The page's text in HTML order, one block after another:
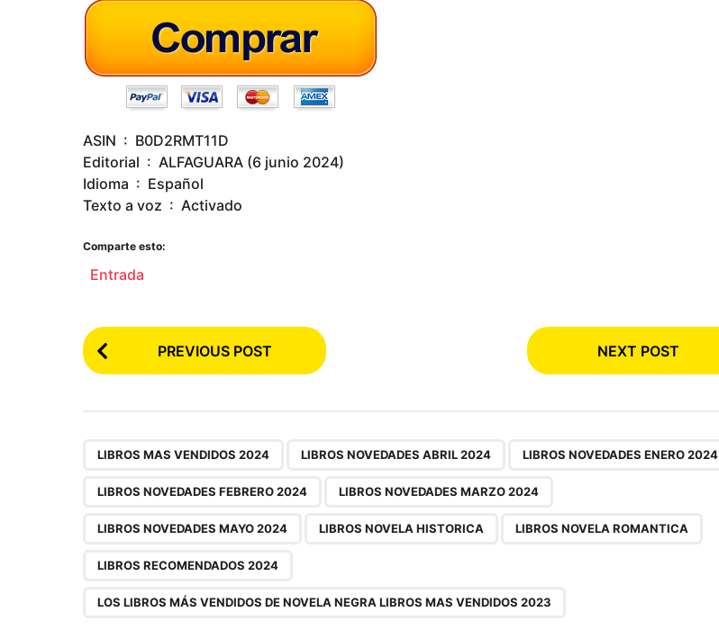
a
o
ASIN ‏ : ‎ B0D2RMT11D
Editorial ‏ : ‎ ALFAGUARA (6 junio 2024)
Idioma ‏ : ‎ Español
Texto a voz ‏ : ‎ Activado
Comparte esto:
Entrada
P
o
P
n
PREVIOUS POST NEXT POST
LIBROS MAS VENDIDOS 2024 LIBROS NOVEDADES ABRIL 2024 LIBROS NOVEDADES ENERO 2024
LIBROS NOVEDADES FEBRERO 2024 LIBROS NOVEDADES MARZO 2024
LIBROS NOVEDADES MAYO 2024 LIBROS NOVELA HISTORICA LIBROS NOVELA ROMANTICA
LIBROS RECOMENDADOS 2024
LOS LIBROS MÁS VENDIDOS DE NOVELA NEGRA LIBROS MAS VENDIDOS 2023